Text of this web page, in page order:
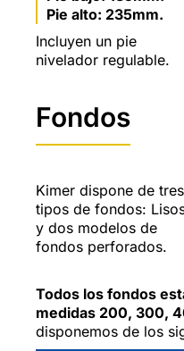
Pie alto: 235mm.
Incluyen un pie
nivelador regulable.
Fondos
Kimer dispone de tres
tipos de fondos:
y dos modelos de
fondos perforados.
Todos los fondos
medidas 200, 300,
disponemos de los